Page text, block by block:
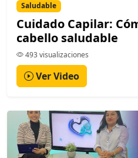
Saludable
Cuidado Capilar:
cabello saludable
493 visualizaciones
Ver Video